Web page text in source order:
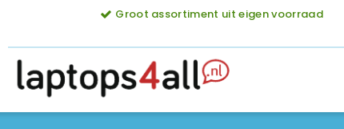
Groot assortiment uit eigen voorraad